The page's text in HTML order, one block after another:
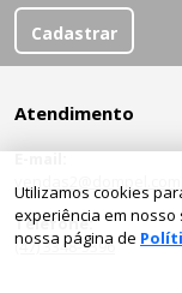
Cadastrar
Atendimento
E-mail:
Telefone:
(47) 3348-3396
Utilizamos cookies
experiência em nosso
nossa página de